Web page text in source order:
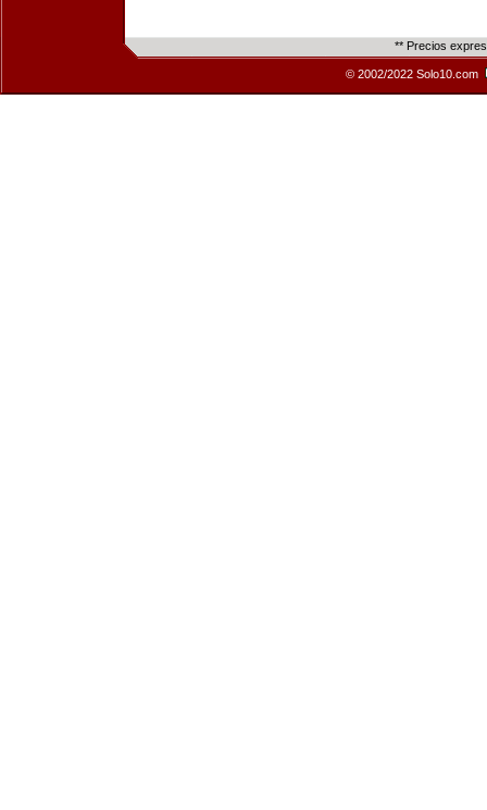
** Precios
© 2002/2022 Solo10.com